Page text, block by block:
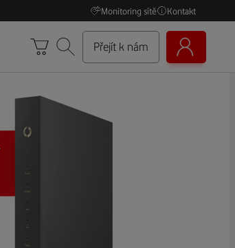
Monitoring sítě Kontakt
Přejít k nám